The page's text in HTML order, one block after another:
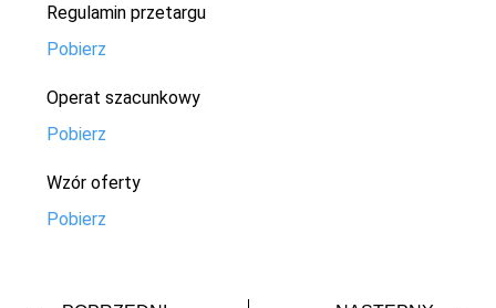
Regulamin przetargu
Pobierz
Operat szacunkowy
Pobierz
Wzór oferty
Pobierz